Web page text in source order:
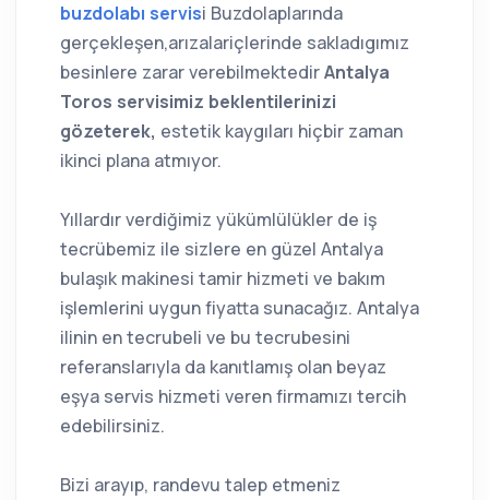
buzdolabı servisi Buzdolaplarında
gerçekleşen,arızalariçlerinde sakladıgımız
besinlere zarar verebilmektedirAntalya
Toros servisimiz beklentilerinizi
gözeterek, estetik kaygıları hiçbir zaman
ikinci plana atmıyor.
Yıllardır verdiğimiz yükümlülükler de iş
tecrübemiz ile sizlere en güzel Antalya
bulaşık makinesi tamir hizmeti ve bakım
işlemlerini uygun fiyatta sunacağız. Antalya
ilinin en tecrubeli ve bu tecrubesini
referanslarıyla da kanıtlamış olan beyaz
eşya servis hizmeti veren firmamızı tercih
edebilirsiniz.
Bizi arayıp, randevu talep etmeniz